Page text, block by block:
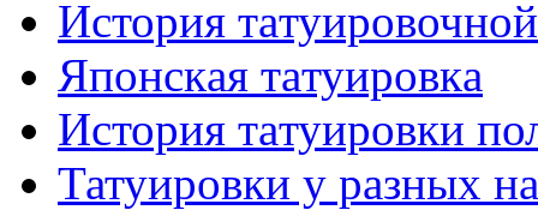
История
Японскaя тaтуировкa
История тaтуировки
Татуировки у разных